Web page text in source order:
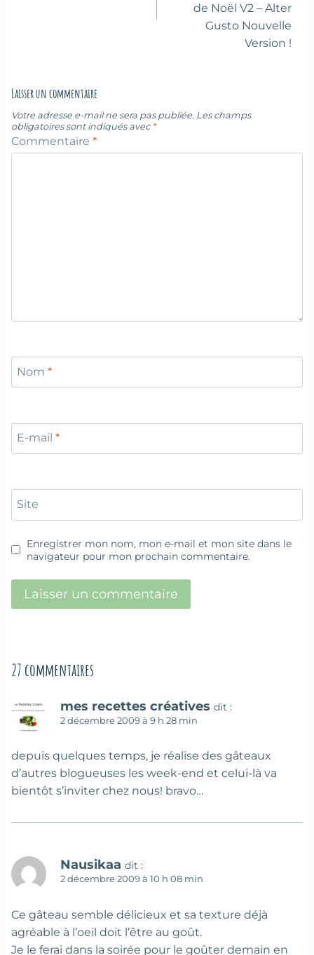
de Noël V2 – Alter
Gusto Nouvelle
Version !
Laisser un commentaire
Votre adresse e-mail ne sera pas publiée. Les champs
obligatoires sont indiqués avec *
Commentaire *
Nom *
E-mail *
Site
Enregistrer mon nom, mon e-mail et mon site dans le
navigateur pour mon prochain commentaire.
27 commentaires
mes recettes créatives dit :
2 décembre 2009 à 9 h 28 min
depuis quelques temps, je réalise des gâteaux
d’autres blogueuses les week-end et celui-là va
bientôt s’inviter chez nous! bravo…
Nausikaa dit :
2 décembre 2009 à 10 h 08 min
Ce gâteau semble délicieux et sa texture déjà
agréable à l’oeil doit l’être au goût.
Je le ferai dans la soirée pour le goûter demain en